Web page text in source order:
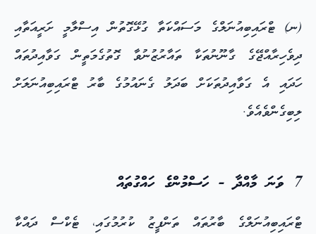
(ނ) ޓްރައިބިއުނަލްގެ މަސައްކަތާ ގުޅޭގޮތުން އިސްލާމީ ށަރީއަތާއި
ދިވެހިރާއްޖޭގެ ގާނޫނުތަކާ ތައާރުޒުނުވާ ގޮތުގެމަތީން ގަވާއިދުތައް
ހަދައި އެ ގަވާއިދުތަކަށް ބަދަލު ގެނައުމުގެ ބާރު ޓްރައިބިއުނަލަށް
ލިބިގެންވެއެވެ.
7 ވަނަ މާއްދާ - ހަސްމުންގެ ހައްގުތައް
ޓްރައިބިއުނަލްގެ ބާރުތައް ތަންފީޒު ކުރުމުގައި، ޓެކްސް ދައްކާ